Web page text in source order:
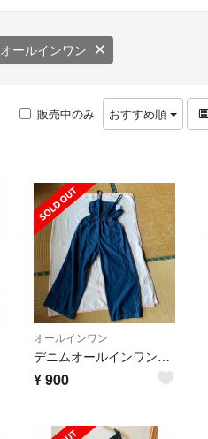
オールインワン
販売中のみ おすすめ順
オールインワン
デニムオールインワン Sサイズ
¥900